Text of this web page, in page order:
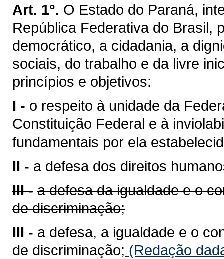
Art. 1°. O Estado do Paraná,
República Federativa do Brasil,
democrático, a cidadania, a
sociais, do trabalho e da livre
princípios e objetivos:
I - o respeito à unidade da
Constituição Federal e à
fundamentais por ela
II - a defesa dos direitos
III - a defesa da igualdade e o
de discriminação;
III - a defesa, a igualdade e o
de discriminação; (Redação